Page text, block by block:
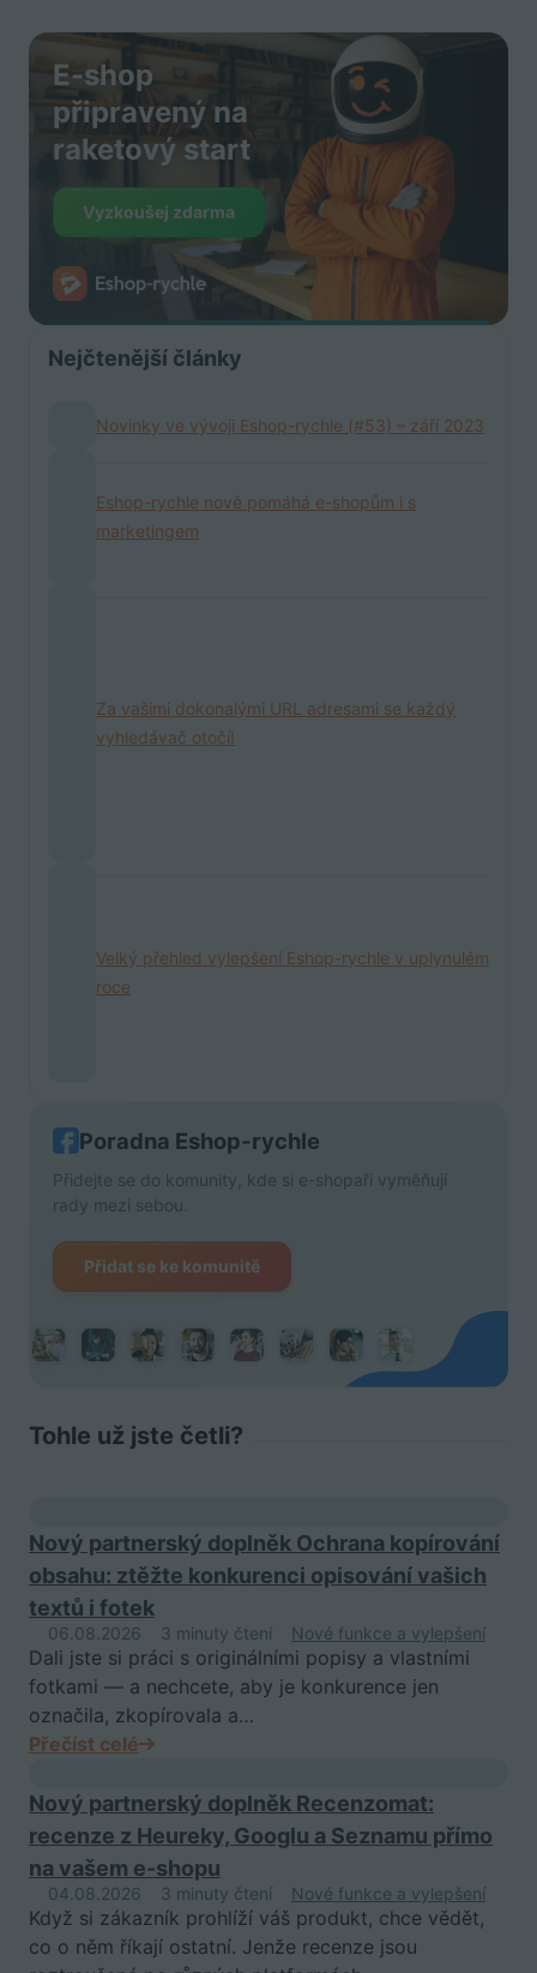
E-shop
připravený na
raketový start
Vyzkoušej zdarma
Nejčtenější články
Novinky ve vývoji Eshop-rychle (#53) – září 2023
Eshop-rychle nově pomáhá e-shopům i s
marketingem
Za vašimi dokonalými URL adresami se každý
vyhledávač otočí!
Velký přehled vylepšení Eshop-rychle v uplynulém
roce
Poradna Eshop-rychle
Přidejte se do komunity, kde si e-shopaři vyměňují
rady mezi sebou.
Přidat se ke komunitě
Tohle už jste četli?
Nový partnerský doplněk Ochrana kopírování
obsahu: ztěžte konkurenci opisování vašich
textů i fotek
06.08.2026 3 minuty čtení Nové funkce a vylepšení
Dali jste si práci s originálními popisy a vlastními
fotkami — a nechcete, aby je konkurence jen
označila, zkopírovala a…
Přečíst celé
Nový partnerský doplněk Recenzomat:
recenze z Heureky, Googlu a Seznamu přímo
na vašem e-shopu
04.08.2026 3 minuty čtení Nové funkce a vylepšení
Když si zákazník prohlíží váš produkt, chce vědět,
co o něm říkají ostatní. Jenže recenze jsou